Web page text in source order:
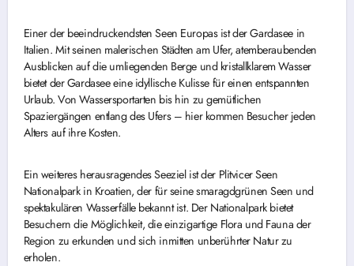
Einer der beeindruckendsten Seen Europas ist der Gardasee in
Italien. Mit seinen malerischen Städten am Ufer, atemberaubenden
Ausblicken auf die umliegenden Berge und kristallklarem Wasser
bietet der Gardasee eine idyllische Kulisse für einen entspannten
Urlaub. Von Wassersportarten bis hin zu gemütlichen
Spaziergängen entlang des Ufers – hier kommen Besucher jeden
Alters auf ihre Kosten.
Ein weiteres herausragendes Seeziel ist der Plitvicer Seen
Nationalpark in Kroatien, der für seine smaragdgrünen Seen und
spektakulären Wasserfälle bekannt ist. Der Nationalpark bietet
Besuchern die Möglichkeit, die einzigartige Flora und Fauna der
Region zu erkunden und sich inmitten unberührter Natur zu
erholen.